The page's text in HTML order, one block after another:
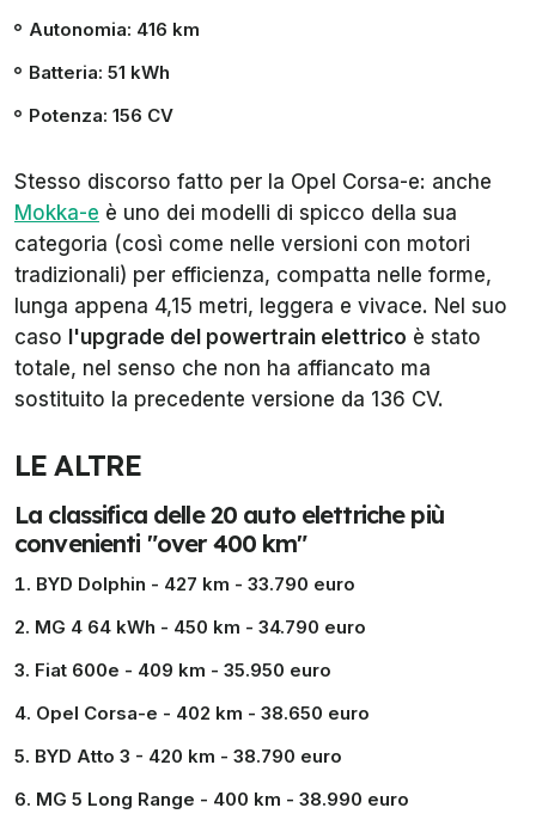
Autonomia: 416 km
Batteria: 51 kWh
Potenza: 156 CV
Stesso discorso fatto per la Opel Corsa-e: anche
Mokka-e è uno dei modelli di spicco della sua
categoria (così come nelle versioni con motori
tradizionali) per efficienza, compatta nelle forme,
lunga appena 4,15 metri, leggera e vivace. Nel suo
caso l'upgrade del powertrain elettrico è stato
totale, nel senso che non ha affiancato ma
sostituito la precedente versione da 136 CV.
LE ALTRE
La classifica delle 20 auto elettriche più
convenienti "over 400 km"
BYD Dolphin - 427 km - 33.790 euro
MG 4 64 kWh - 450 km - 34.790 euro
Fiat 600e - 409 km - 35.950 euro
Opel Corsa-e - 402 km - 38.650 euro
BYD Atto 3 - 420 km - 38.790 euro
MG 5 Long Range - 400 km - 38.990 euro